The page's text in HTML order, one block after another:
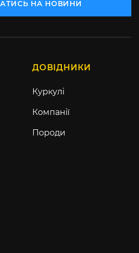
НА НОВИНИ
ДОВІДНИКИ
Куркулі
Компанії
Породи